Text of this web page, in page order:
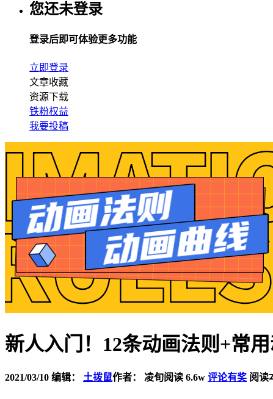
您还未登录
登录后即可体验更多功能
立即登录
文章收藏
资源下载
铁粉权益
我要投稿
新人入门！12条动画法则+常
2021/03/10 编辑： 土拨鼠作者： 凌旬阅读 6.6w 评论有奖 阅读